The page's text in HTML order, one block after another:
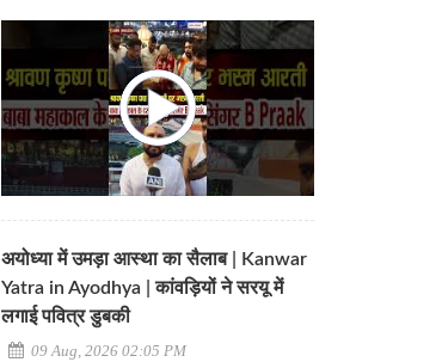
अयोध्या में उमड़ा आस्था का सैलाब | Kanwar
Yatra in Ayodhya | कांवड़ियों ने सरयू में
लगाई पवित्र डुबकी
09 Aug, 2026 02:05 PM